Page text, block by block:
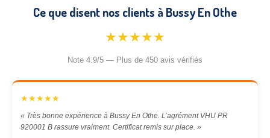
Ce que disent nos clients à Bussy En Othe
★★★★★
Note 4.9/5 — Plus de 450 avis vérifiés
★★★★★
« Très bonne expérience à Bussy En Othe. L’agrément VHU PR
920001 B rassure vraiment. Certificat remis sur place. »